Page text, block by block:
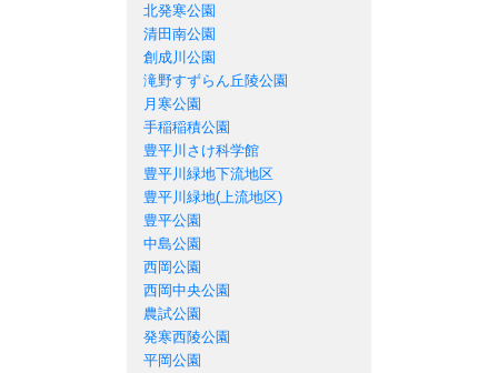
北発寒公園
清田南公園
創成川公園
滝野すずらん丘陵公園
月寒公園
手稲稲積公園
豊平川さけ科学館
豊平川緑地下流地区
豊平川緑地(上流地区)
豊平公園
中島公園
西岡公園
西岡中央公園
農試公園
発寒西陵公園
平岡公園